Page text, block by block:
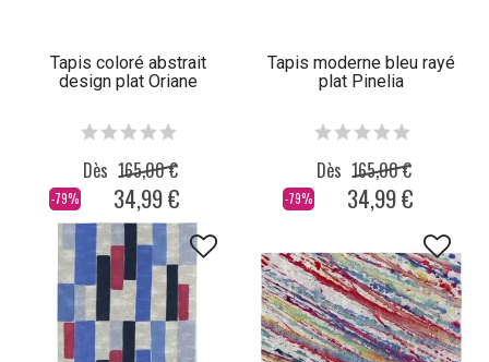
Tapis coloré abstrait
design plat Oriane
-79%
Dès 165,00 €
34,99 €
Tapis moderne bleu rayé
plat Pinelia
-79%
Dès 165,00 €
34,99 €